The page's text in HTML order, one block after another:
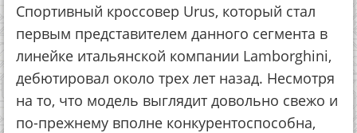
Спортивный кроссовер Urus, который стал
первым представителем данного сегмента в
линейке итальянской компании Lamborghini,
дебютировал около трех лет назад. Несмотря
на то, что модель выглядит довольно свежо и
по-прежнему вполне конкурентоспособна,